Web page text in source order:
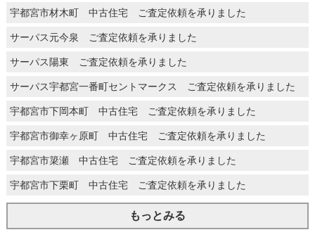
宇都宮市材木町 中古住宅 ご査定依頼を承りました
サーパス元今泉 ご査定依頼を承りました
サーパス陽東 ご査定依頼を承りました
サーパス宇都宮一番町セントマークス ご査定依頼を承りました
宇都宮市下岡本町 中古住宅 ご査定依頼を承りました
宇都宮市御幸ヶ原町 中古住宅 ご査定依頼を承りました
宇都宮市簗瀬 中古住宅 ご査定依頼を承りました
宇都宮市下栗町 中古住宅 ご査定依頼を承りました
もっとみる